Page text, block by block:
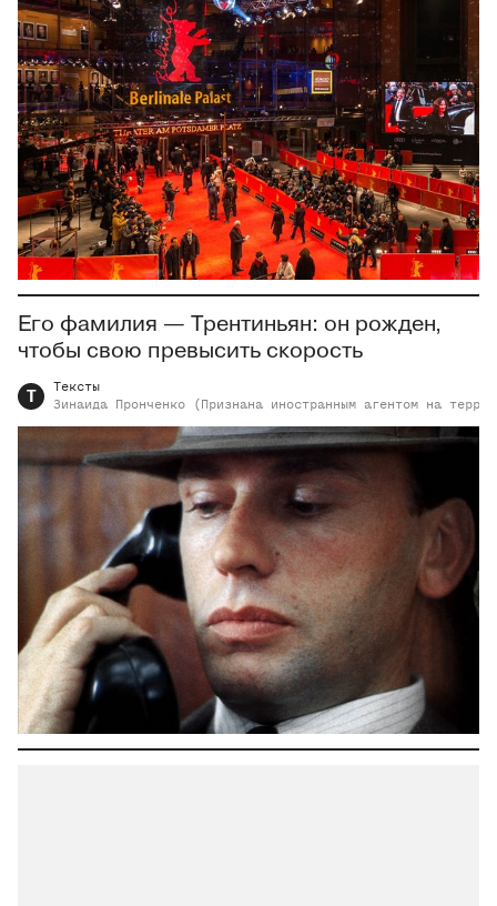
Его фамилия — Трентиньян: он рожден,
чтобы свою превысить скорость
Т
Тексты
Зинаида
Пронченко (Признана иностранным агентом на